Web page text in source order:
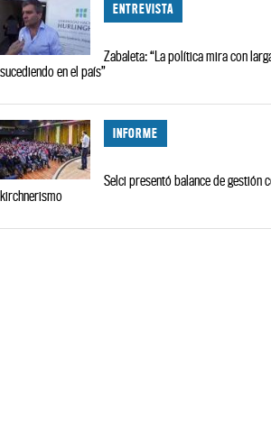
ENTREVISTA
Zabaleta: “La política mira con
sucediendo en el país”
INFORME
Selci presentó balance de gestión
kirchnerismo